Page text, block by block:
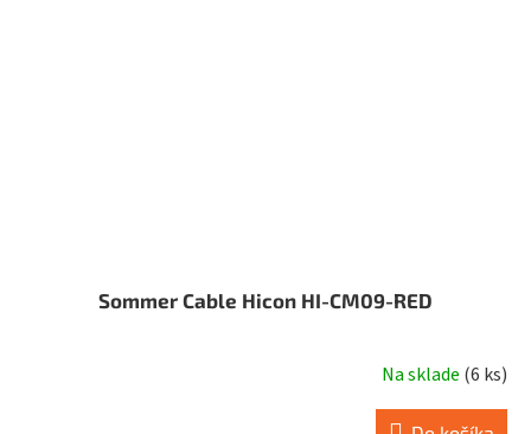
Sommer Cable Hicon HI-CM09-RED
Na sklade (6 ks)